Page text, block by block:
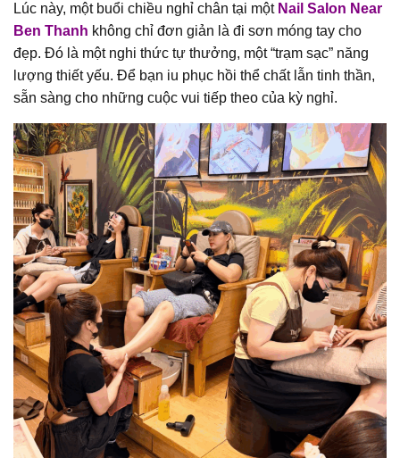
Lúc này, một buổi chiều nghỉ chân tại một Nail Salon Near
Ben Thanh không chỉ đơn giản là đi sơn móng tay cho
đẹp. Đó là một nghi thức tự thưởng, một “trạm sạc” năng
lượng thiết yếu. Để bạn iu phục hồi thể chất lẫn tinh thần,
sẵn sàng cho những cuộc vui tiếp theo của kỳ nghỉ.